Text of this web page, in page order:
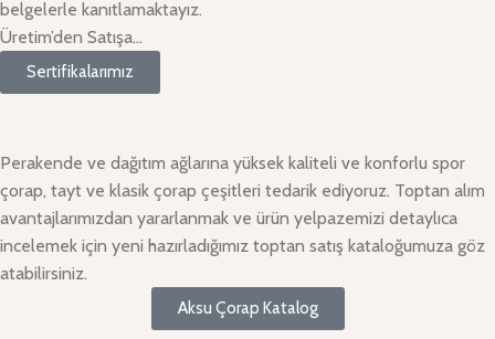
belgelerle kanıtlamaktayız.
Üretim’den Satışa…
Sertifikalarımız
Perakende ve dağıtım ağlarına yüksek kaliteli ve konforlu spor
çorap, tayt ve klasik çorap çeşitleri tedarik ediyoruz. Toptan alım
avantajlarımızdan yararlanmak ve ürün yelpazemizi detaylıca
incelemek için yeni hazırladığımız toptan satış kataloğumuza göz
atabilirsiniz.
Aksu Çorap Katalog